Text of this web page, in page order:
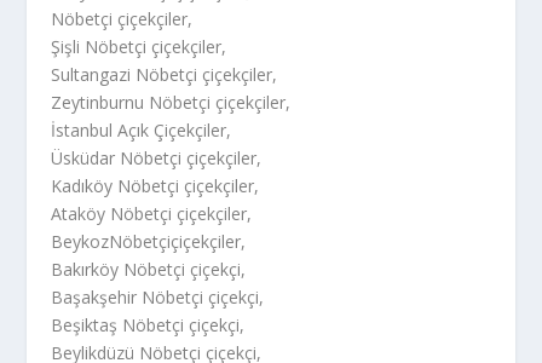
Nöbetçi çiçekçiler,
Şişli Nöbetçi çiçekçiler,
Sultangazi Nöbetçi çiçekçiler,
Zeytinburnu Nöbetçi çiçekçiler,
İstanbul Açık Çiçekçiler,
Üsküdar Nöbetçi çiçekçiler,
Kadıköy Nöbetçi çiçekçiler,
Ataköy Nöbetçi çiçekçiler,
BeykozNöbetçiçiçekçiler,
Bakırköy Nöbetçi çiçekçi,
Başakşehir Nöbetçi çiçekçi,
Beşiktaş Nöbetçi çiçekçi,
Beylikdüzü Nöbetçi çiçekçi,